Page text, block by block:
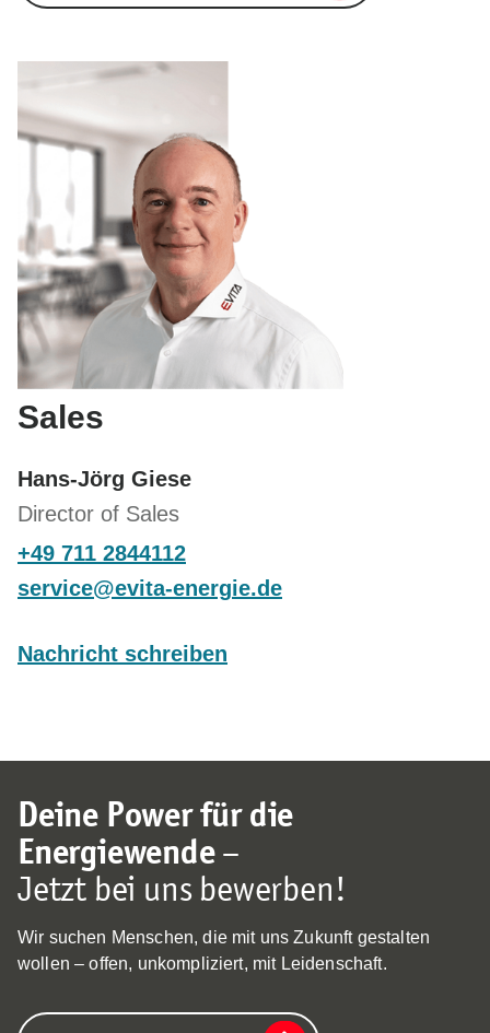
Sales
Hans-Jörg Giese
Director of Sales
+49 711 2844112
s rv c v t - n rg d
Nachricht schreiben
Deine Power für die
Energiewende–
Jetzt bei uns bewerben!
Wir suchen Menschen, die mit uns Zukunft gestalten
wollen – offen, unkompliziert, mit Leidenschaft.